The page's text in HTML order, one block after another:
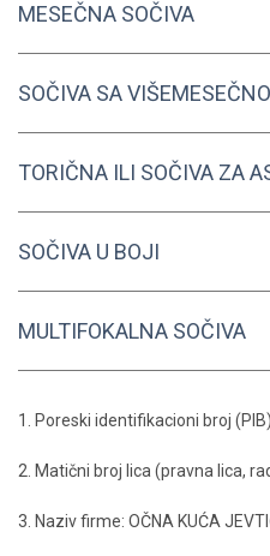
MESEČNA SOČIVA
SOČIVA SA
TORIČNA ILI SOČIVA ZA
SOČIVA U BOJI
MULTIFOKALNA SOČIVA
1. Poreski identifikacioni broj
2. Matični broj lica (pravna lica,
3. Naziv firme: OČNA KUĆA